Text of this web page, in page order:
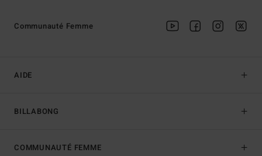
AIDE
BILLABONG
Communauté Femme
COMMUNAUTÉ FEMME